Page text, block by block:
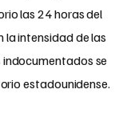
las 24 horas del
la intensidad de las
se
estadounidense.